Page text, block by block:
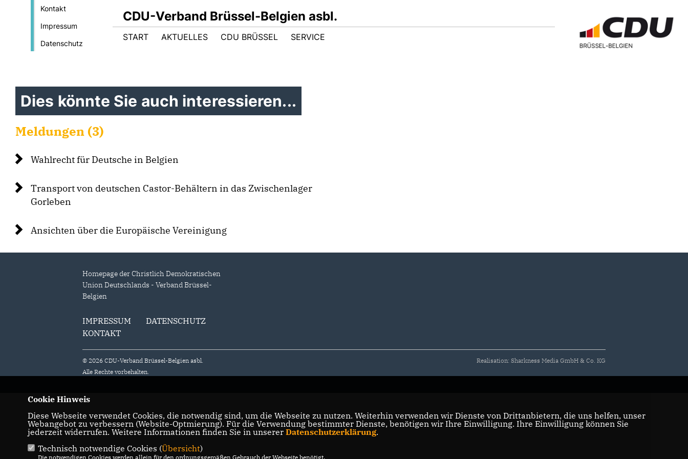
Kontakt
Impressum
Datenschutz
CDU-Verband Brüssel-Belgien asbl.
START AKTUELLES CDU BRÜSSEL SERVICE
Dies könnte Sie auch interessieren...
Meldungen (3)
Wahlrecht für Deutsche in Belgien
Transport von deutschen Castor-Behältern in das Zwischenlager
Gorleben
Ansichten über die Europäische Vereinigung
Homepage der Christlich Demokratischen
Union Deutschlands - Verband Brüssel-
Belgien
IMPRESSUM
DATENSCHUTZ
KONTAKT
© 2026 CDU-Verband Brüssel-Belgien asbl.
Alle Rechte vorbehalten.
Realisation: Sharkness Media GmbH & Co. KG
Cookie Hinweis
Diese Webseite verwendet Cookies, die notwendig sind, um die Webseite zu nutzen. Weiterhin verwenden wir Dienste von Drittanbietern, die uns helfen, unser
Webangebot zu verbessern (Website-Optmierung). Für die Verwendung bestimmter Dienste, benötigen wir Ihre Einwilligung. Ihre Einwilligung können Sie
jederzeit widerrufen. Weitere Informationen finden Sie in unserer Datenschutzerklärung.
Technisch notwendige Cookies (Übersicht)
Die notwendigen Cookies werden allein für den ordnungsgemäßen Gebrauch der Webseite benötigt.